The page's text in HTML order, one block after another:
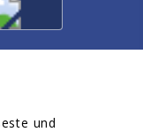
und